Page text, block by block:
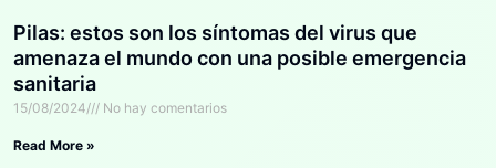
Pilas: estos son los síntomas del virus que
amenaza el mundo con una posible emergencia
sanitaria
15/08/2024 No hay comentarios
Read More »